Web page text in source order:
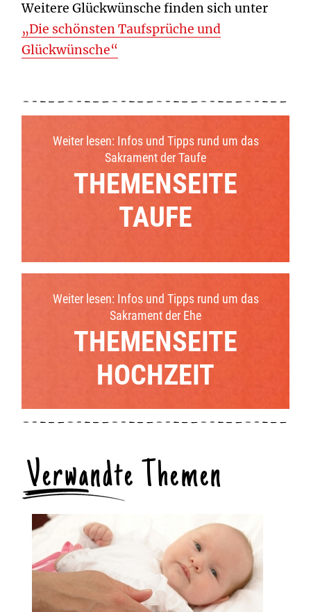
Weitere Glückwünsche finden sich unter
„Die schönsten Taufsprüche und
Glückwünsche“
Weiter lesen: Infos und Tipps rund um das
Sakrament der Taufe
THEMENSEITE
TAUFE
Weiter lesen: Infos und Tipps rund um das
Sakrament der Ehe
THEMENSEITE
HOCHZEIT
Verwandte Themen